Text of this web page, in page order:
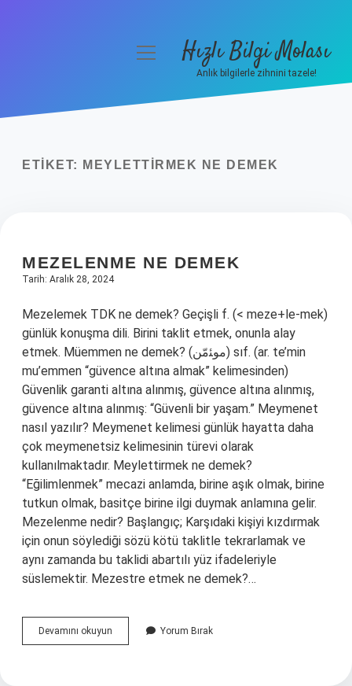
Yasal Uyarı
menüyüHızlı Bilgi Molası
Anlık bilgilerle zihnini tazele!
ETIKET: MEYLETTIRMEK NE DEMEK
MEZELENME NE DEMEK
Tarih: Aralık 28, 2024
Mezelemek TDK ne demek? Geçişli f. (< meze+le-mek)
günlük konuşma dili. Birini taklit etmek, onunla alay
etmek. Müemmen ne demek? (ﻣﻮﺌﻣّﻦ) sıf. (ar. te’mіn
mu’emmen “güvence altına almak” kelimesinden)
Güvenlik garanti altına alınmış, güvence altına alınmış,
güvence altına alınmış: “Güvenli bir yaşam.” Meymenet
nasıl yazılır? Meymenet kelimesi günlük hayatta daha
çok meymenetsiz kelimesinin türevi olarak
kullanılmaktadır. Meylettirmek ne demek?
“Eğilimlenmek” mecazi anlamda, birine aşık olmak, birine
tutkun olmak, basitçe birine ilgi duymak anlamına gelir.
Mezelenme nedir? Başlangıç; Karşıdaki kişiyi kızdırmak
için onun söylediği sözü kötü taklitle tekrarlamak ve
aynı zamanda bu taklidi abartılı yüz ifadeleriyle
süslemektir. Mezestre etmek ne demek?…
Devamını okuyun Mezelenme
Ne
Yorum Bırak